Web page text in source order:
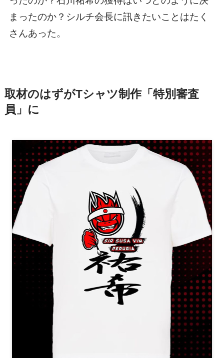
まったのか？シルチ会長に訊きたいことはたく
さんあった。
取材のはずがTシャツ制作「特別審査
員」に